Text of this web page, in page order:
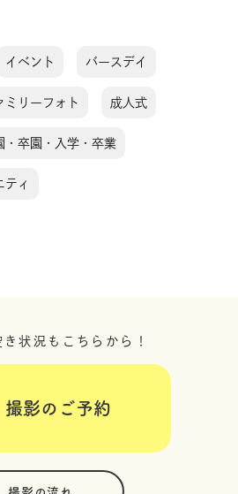
イベント バースデイ
ミリーフォト 成人式
・卒園・入学・卒業
ティ
き状況もこちらから！
影のご予約